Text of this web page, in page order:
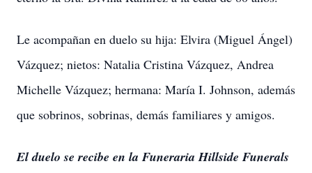
Le acompañan en duelo su hija: Elvira (Miguel Ángel)
Vázquez; nietos: Natalia Cristina Vázquez, Andrea
Michelle Vázquez; hermana: María I. Johnson, además
que sobrinos, sobrinas, demás familiares y amigos.
El duelo se recibe en la Funeraria Hillside Funerals